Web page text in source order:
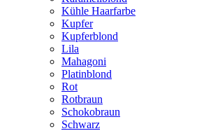
Kühle Haarfarbe
Kupfer
Kupferblond
Lila
Mahagoni
Platinblond
Rot
Rotbraun
Schokobraun
Schwarz